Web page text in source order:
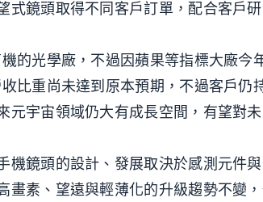
鏡頭取得不同客戶訂單，配合客戶研
的光學廠，不過因蘋果等指標大廠今
比重尚未達到原本預期，不過客戶仍
宇宙領域仍大有成長空間，有望對
機鏡頭的設計、發展取決於感測元件
畫素、望遠與輕薄化的升級趨勢不變